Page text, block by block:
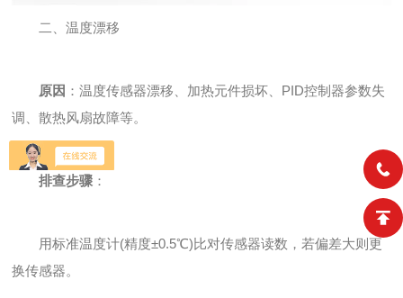
二、温度漂移
原因 ：温度传感器漂移、加热元件损坏、PID控制器参数失
调、散热风扇故障等。
排查步骤 ：
用标准温度计(精度±0.5℃)比对传感器读数，若偏差大则更
换传感器。